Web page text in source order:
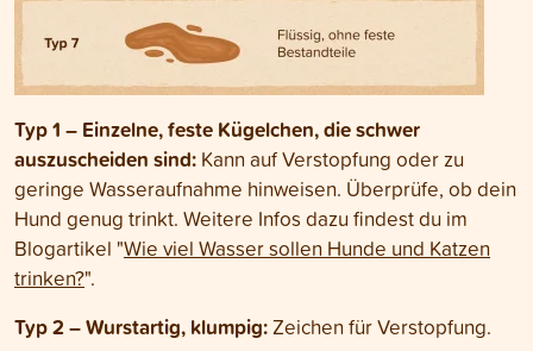
Typ 1 – Einzelne, feste Kügelchen, die schwer
auszuscheiden sind: Kann auf Verstopfung oder zu
geringe Wasseraufnahme hinweisen. Überprüfe, ob dein
Hund genug trinkt. Weitere Infos dazu findest du im
Blogartikel "Wie viel Wasser sollen Hunde und Katzen
trinken?".
Typ 2 – Wurstartig, klumpig:Zeichen für Verstopfung.